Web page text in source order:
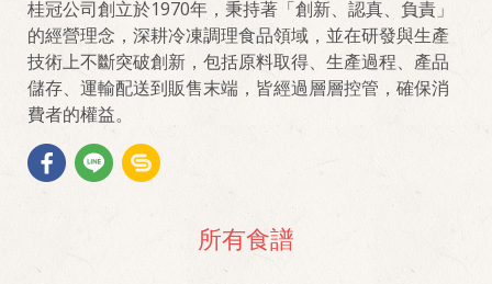
桂冠公司創立於1970年，秉持著「創新、認真、負責」
的經營理念，深耕冷凍調理食品領域，並在研發與生產
技術上不斷突破創新，包括原料取得、生產過程、產品
儲存、運輸配送到販售末端，皆經過層層控管，確保消
費者的權益。
所有食譜